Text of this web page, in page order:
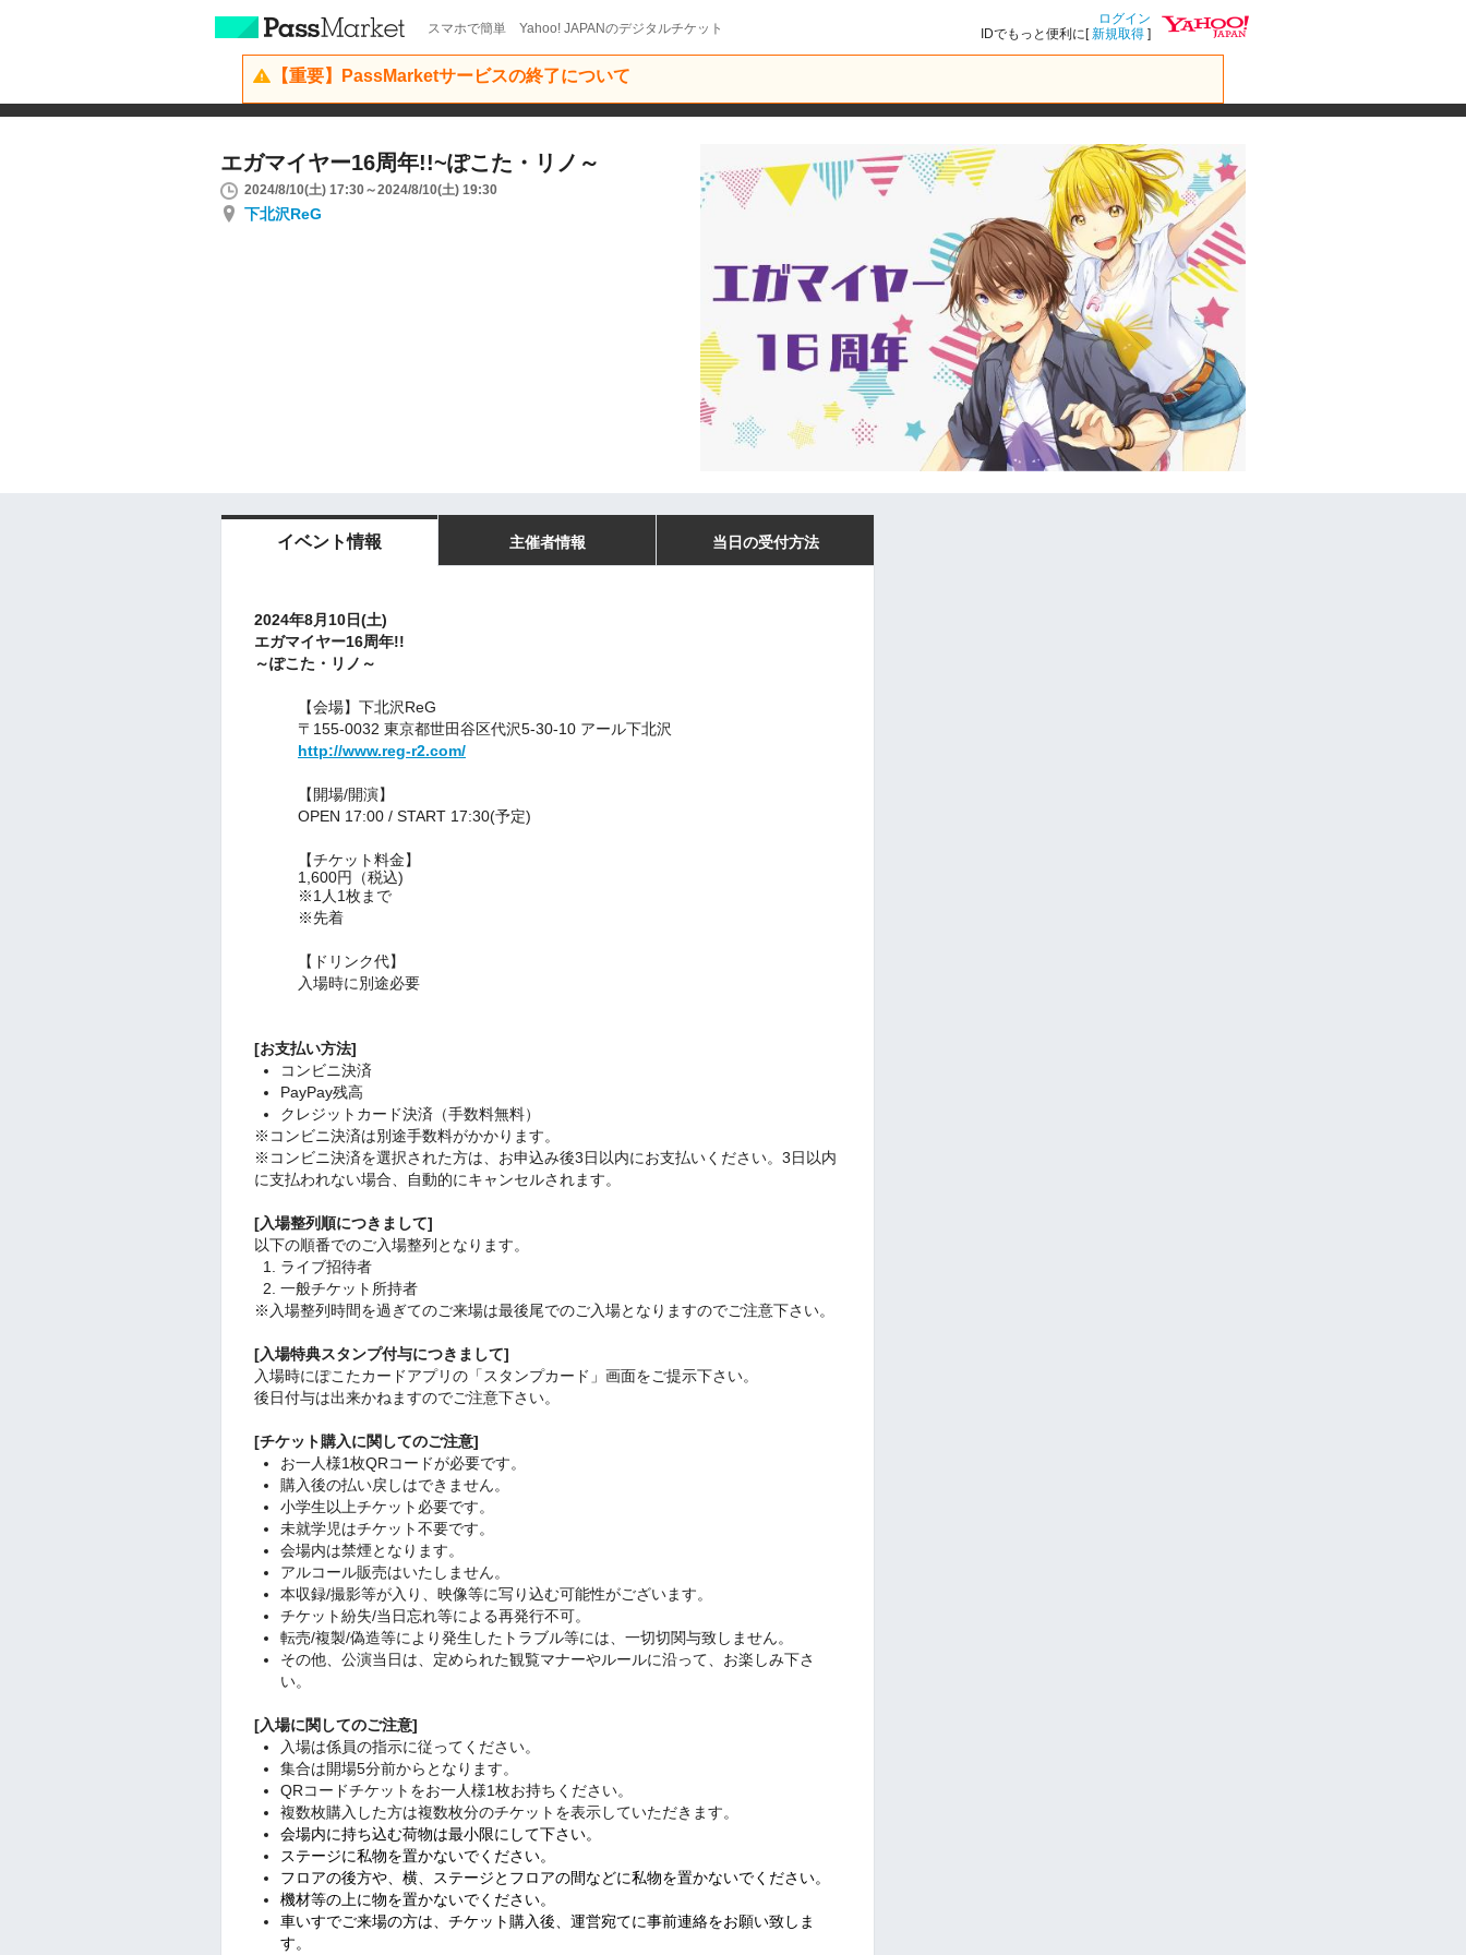
スマホで簡単 Yahoo! JAPANのデジタルチケット
ログイン
IDでもっと便利に[新規取得 ]
【重要】PassMarketサービスの終了について
エガマイヤー16周年!!~ぽこた・リノ～
2024/8/10(土) 17:30～2024/8/10(土) 19:30
下北沢ReG
イベント情報 主催者情報 当日の受付方法
2024年8月10日(土)
エガマイヤー16周年!!
～ぽこた・リノ～
【会場】 下北沢ReG
〒155-0032 東京都世田谷区代沢5-30-10 アール下北沢
http://www.reg-r2.com/
【開場/開演】
OPEN 17:00 / START 17:30(予定)
【チケット料金】
1,600円（税込)
※1人1枚まで
※先着
【ドリンク代】
入場時に別途必要
[お支払い方法]
コンビニ決済
PayPay残高
クレジットカード決済（手数料無料）
※コンビニ決済は別途手数料がかかります。
※コンビニ決済を選択された方は、お申込み後3日以内にお支払いください。3日以内
に支払われない場合、自動的にキャンセルされます。
[入場整列順につきまして]
以下の順番でのご入場整列となります。
ライブ招待者
一般チケット所持者
※入場整列時間を過ぎてのご来場は最後尾でのご入場となりますのでご注意下さい。
[入場特典スタンプ付与につきまして]
入場時にぽこたカードアプリの「スタンプカード」画面をご提示下さい。
後日付与は出来かねますのでご注意下さい。
[チケット購入に関してのご注意]
お一人様1枚QRコードが必要です。
購入後の払い戻しはできません。
小学生以上チケット必要です。
未就学児はチケット不要です。
会場内は禁煙となります。
アルコール販売はいたしません。
本収録/撮影等が入り、映像等に写り込む可能性がございます。
チケット紛失/当日忘れ等による再発行不可。
転売/複製/偽造等により発生したトラブル等には、一切切関与致しません。
その他、公演当日は、定められた観覧マナーやルールに沿って、お楽しみ下さ
い。
[入場に関してのご注意]
入場は係員の指示に従ってください。
集合は開場5分前からとなります。
QRコードチケットをお一人様1枚お持ちください。
複数枚購入した方は複数枚分のチケットを表示していただきます。
会場内に持ち込む荷物は最小限にして下さい。
ステージに私物を置かないでください。
フロアの後方や、横、ステージとフロアの間などに私物を置かないでください。
機材等の上に物を置かないでください。
車いすでご来場の方は、チケット購入後、運営宛てに事前連絡をお願い致しま
す。